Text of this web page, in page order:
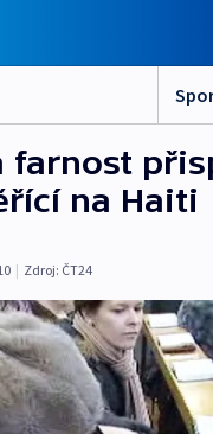
farnost
na Haiti
| Zdroj: ČT24